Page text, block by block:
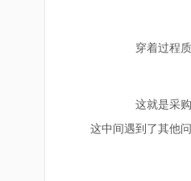
穿着过程质
这就是采购
这中间遇到了其他